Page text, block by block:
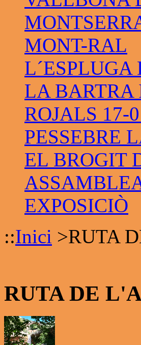
MONT-RAL
LA
ROJALS 17-
PESSEBRE
EL BROGIT
EXPOSICIÒ
::Inici >RUTA
RUTA DE